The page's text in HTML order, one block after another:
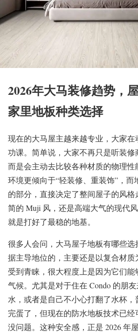
2026年大马装修趋势，
家里地板种类选择
现在的大马屋主越来越专业，大家
功课。简单说，大家不再只是听装修
而是会主动去比较各种材质的物理性
环境更倾向于“轻装修、重装饰”，而
的部分，直接决定了整间屋子的风
简的 Muji 风，还是高端大气的现代
就是打好了最稳的地基。
很多人会问，大马屋子地板有哪些
据主导地位的，主要还是以复合材质
受到青睐，很大程度上是因为它们
气候。尤其是对于住在 Condo 的朋
水，或者是自己不小心打翻了水杯
完蛋了，但现在的防水地板技术已
没问题。这种安全感，正是 2026 年